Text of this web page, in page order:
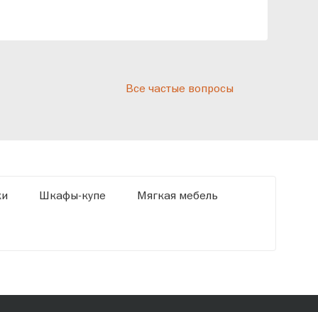
Все частые вопросы
Шкафы-купе Мягкая мебель